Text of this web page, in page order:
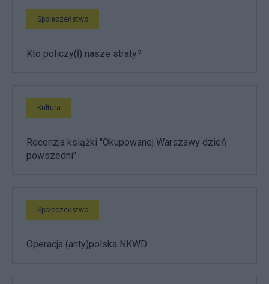
Społeczeństwo
Kto policzy(ł) nasze straty?
Kultura
Recenzja książki "Okupowanej Warszawy dzień
powszedni"
Społeczeństwo
Operacja (anty)polska NKWD